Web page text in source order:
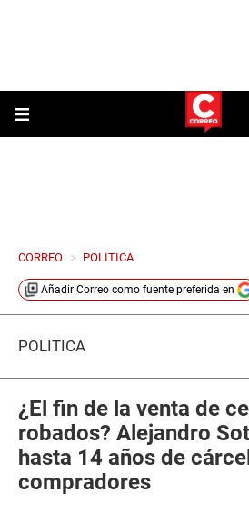
CORREO > POLITICA
Añadir Correo como fuente preferida en
POLÍTICA
¿El fin de la venta de
robados? Alejandro
hasta 14 años de
compradores